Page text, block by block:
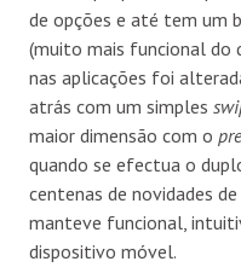
de opções e até tem um
(muito mais funcional do
nas aplicações foi
atrás com um simples
maior dimensão com o
quando se efectua o
centenas de novidades
manteve funcional,
dispositivo móvel.